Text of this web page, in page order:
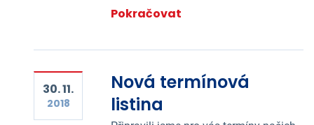
Pokračovat
30. 11.
2018
Nová termínová
listina